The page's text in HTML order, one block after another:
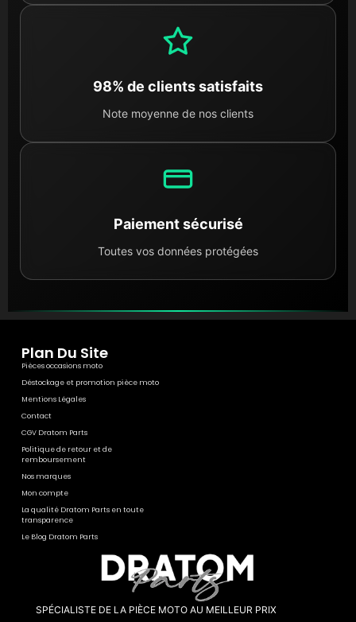
98% de clients satisfaits
Note moyenne de nos clients
Paiement sécurisé
Toutes vos données protégées
SPÉCIALISTE DE LA PIÈCE MOTO AU MEILLEUR PRIX
Plan Du Site
Pièces occasions moto
Déstockage et promotion pièce moto
Mentions Légales
Contact
CGV Dratom Parts
Politique de retour et de
remboursement
Nos marques
Mon compte
La qualité Dratom Parts en toute
transparence
Le Blog Dratom Parts